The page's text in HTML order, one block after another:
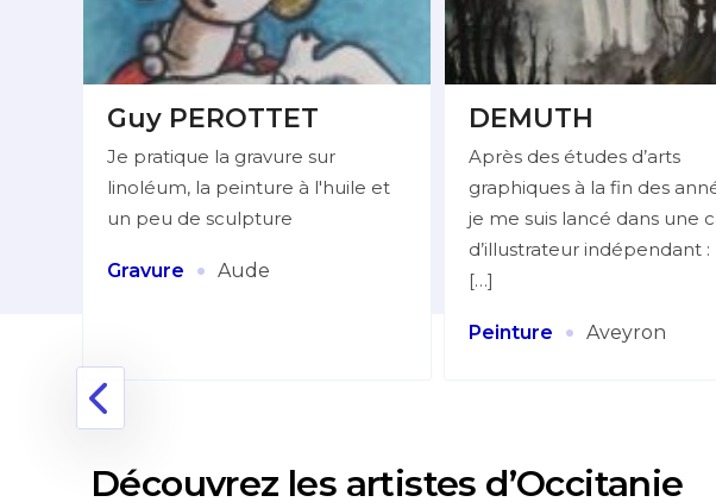
Guy PEROTTET
Je pratique la gravure sur
linoléum, la peinture à l'huile et
un peu de sculpture
Gravure · Aude
DEMUTH
Après des études d’arts
graphiques à la fin des
je me suis lancé dans une
d’illustrateur indépendant
[…]
Peinture · Aveyron
Découvrez les artistes d’Occitanie